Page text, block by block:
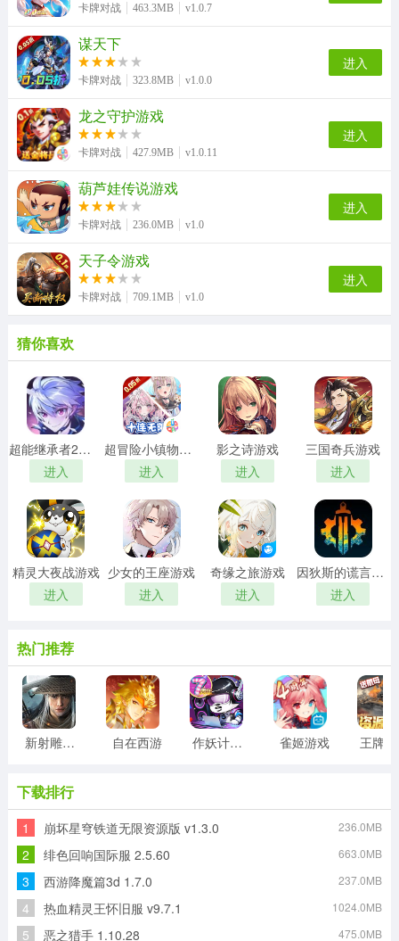
卡牌对战 463.3MB v1.0.7
谋天下
卡牌对战 323.8MB v1.0.0
进入
龙之守护游戏
卡牌对战 427.9MB v1.0.11
进入
葫芦娃传说游戏
卡牌对战 236.0MB v1.0
进入
天子令游戏
卡牌对战 709.1MB v1.0
进入
猜你喜欢
超能继承者2游戏
进入
超冒险小镇物语2游戏
进入
影之诗游戏
进入
三国奇兵游戏
进入
精灵大夜战游戏
进入
少女的王座游戏
进入
奇缘之旅游戏
进入
因狄斯的谎言游戏
进入
热门推荐
新射雕群侠传之铁血丹心游戏 自在西游 作妖计游戏 雀姬游戏
下载排行
1 崩坏星穹铁道无限资源版 v1.3.0 236.0MB
2 绯色回响国际服 2.5.60 663.0MB
3 西游降魔篇3d 1.7.0 237.0MB
4 热血精灵王怀旧服 v9.7.1 1024.0MB
5 恶之猎手 1.10.28 475.0MB